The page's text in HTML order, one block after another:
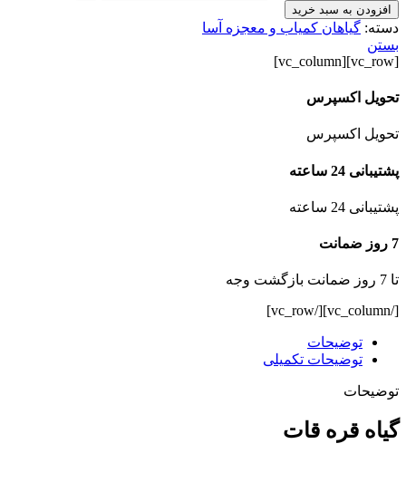
افزودن به سبد خرید
دسته: گیاهان کمیاب و معجزه آسا
بستن
[vc_row][vc_column]
تحویل اکسپرس
تحویل اکسپرس
پشتیبانی 24 ساعته
پشتیبانی 24 ساعته
7 روز ضمانت
تا 7 روز ضمانت بازگشت وجه
[/vc_column][/vc_row]
توضیحات
توضیحات تکمیلی
توضیحات
گیاه قره قات